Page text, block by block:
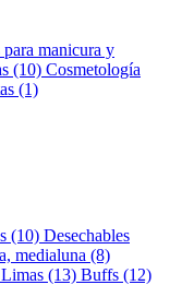
manicura y
(10) Cosmetología
(1)
(10) Desechables
medialuna (8)
Limas (13) Buffs (12)